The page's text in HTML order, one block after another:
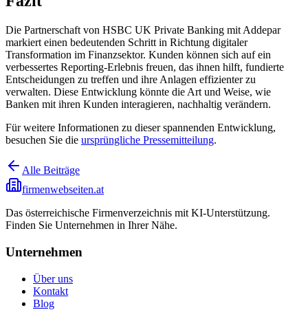
Die Partnerschaft von HSBC UK Private Banking mit Addepar
markiert einen bedeutenden Schritt in Richtung digitaler
Transformation im Finanzsektor. Kunden können sich auf ein
verbessertes Reporting-Erlebnis freuen, das ihnen hilft, fundierte
Entscheidungen zu treffen und ihre Anlagen effizienter zu
verwalten. Diese Entwicklung könnte die Art und Weise, wie
Banken mit ihren Kunden interagieren, nachhaltig verändern.
Für weitere Informationen zu dieser spannenden Entwicklung,
besuchen Sie die ursprüngliche Pressemitteilung.
Alle Beiträge
firmenwebseiten.at
Das österreichische Firmenverzeichnis mit KI-Unterstützung.
Finden Sie Unternehmen in Ihrer Nähe.
Unternehmen
Über uns
Kontakt
Blog